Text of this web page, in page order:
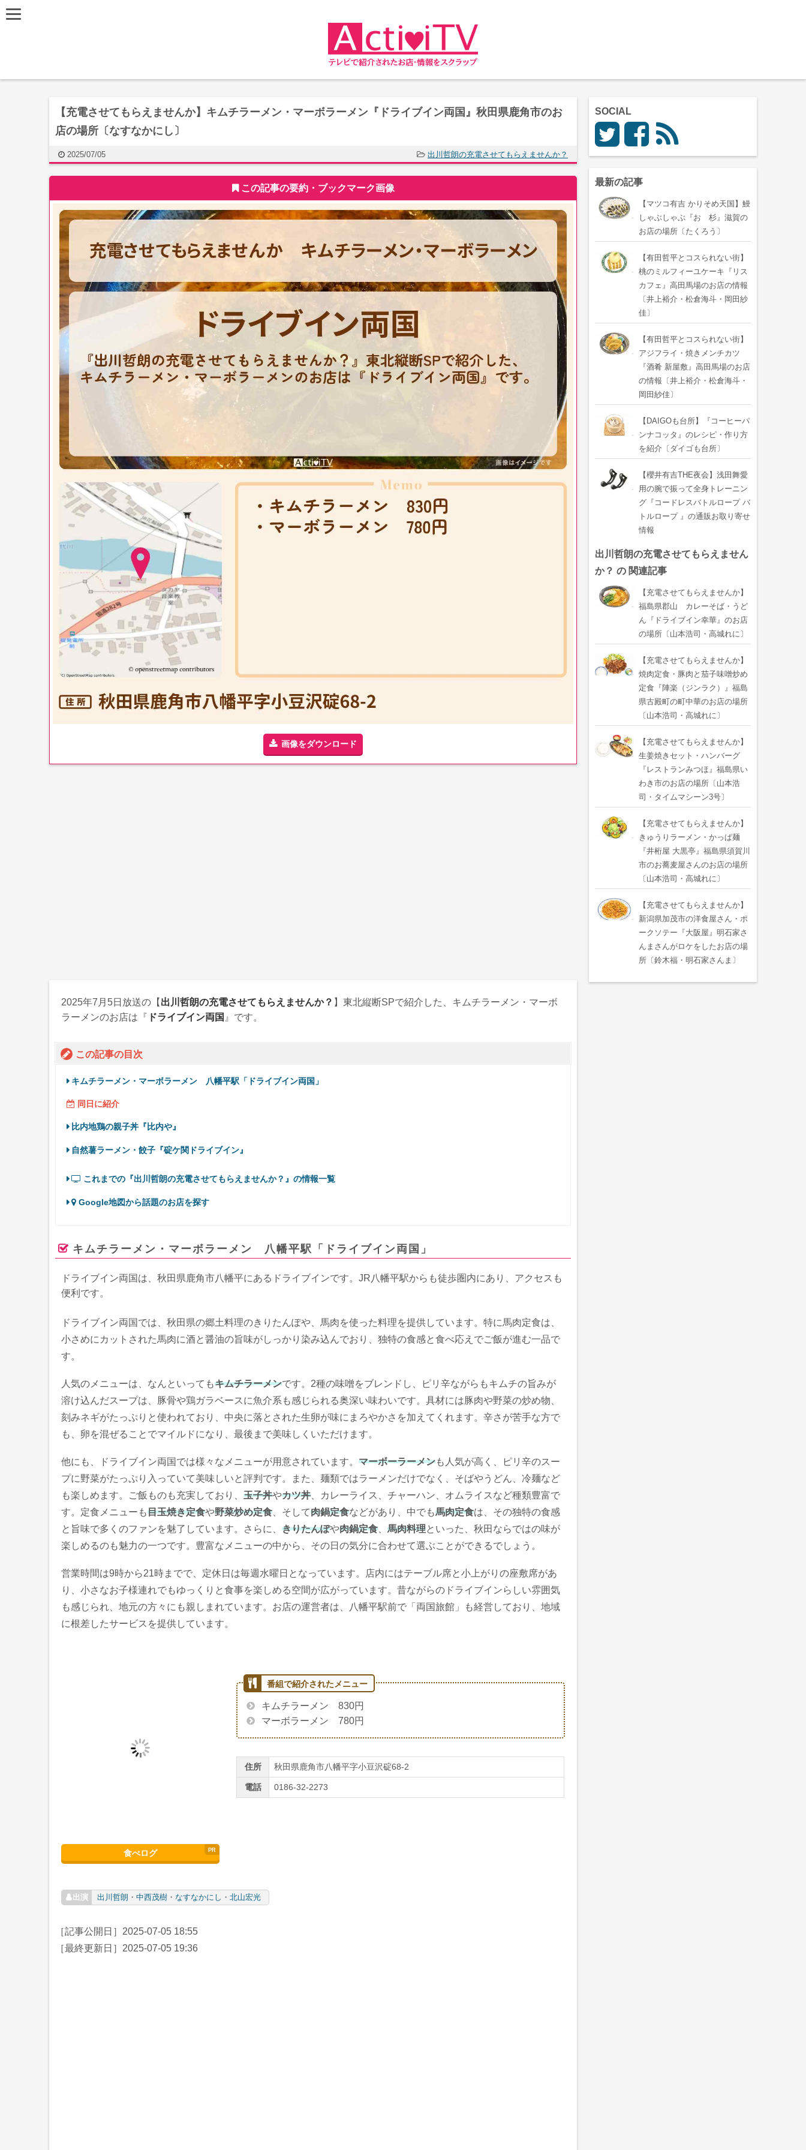
【充電させてもらえませんか】キムチラーメン・マーボラーメン『ドライブイン両国』秋田県鹿角市のお
店の場所〔なすなかにし〕
2025/07/05 出川哲朗の充電させてもらえませんか？
この記事の要約・ブックマーク画像
画像をダウンロード
2025年7月5日 放送の【 出川哲朗の充電させてもらえませんか？ 】東北縦断SPで紹介した、キムチラーメン・マーボ
ラーメンのお店は『 ドライブイン両国 』です。
この記事の目次
キムチラーメン・マーボラーメン 八幡平駅「ドライブイン両国」
同日に紹介
比内地鶏の親子丼『比内や』
自然薯ラーメン・餃子『碇ケ関ドライブイン』
これまでの『出川哲朗の充電させてもらえませんか？』の情報一覧
Google地図から話題のお店を探す
キムチラーメン・マーボラーメン 八幡平駅「ドライブイン両国」
ドライブイン両国は、秋田県鹿角市八幡平にあるドライブインです。JR八幡平駅からも徒歩圏内にあり、アクセスも
便利です。
ドライブイン両国では、秋田県の郷土料理のきりたんぽや、馬肉を使った料理を提供しています。特に馬肉定食は、
小さめにカットされた馬肉に酒と醤油の旨味がしっかり染み込んでおり、独特の食感と食べ応えでご飯が進む一品で
す。
人気のメニューは、なんといってもキムチラーメンです。2種の味噌をブレンドし、ピリ辛ながらもキムチの旨みが
溶け込んだスープは、豚骨や鶏ガラベースに魚介系も感じられる奥深い味わいです。具材には豚肉や野菜の炒め物、
刻みネギがたっぷりと使われており、中央に落とされた生卵が味にまろやかさを加えてくれます。辛さが苦手な方で
も、卵を混ぜることでマイルドになり、最後まで美味しくいただけます。
他にも、ドライブイン両国では様々なメニューが用意されています。 マーボーラーメンも人気が高く、ピリ辛のスー
プに野菜がたっぷり入っていて美味しいと評判です。また、麺類ではラーメンだけでなく、そばやうどん、冷麺など
も楽しめます。ご飯ものも充実しており、 玉子丼やカツ丼 、カレーライス、チャーハン、オムライスなど種類豊富で
す。定食メニューも目玉焼き定食や野菜炒め定食 、そして肉鍋定食などがあり、中でも馬肉定食は、その独特の食感
と旨味で多くのファンを魅了しています。さらに、 きりたんぽや肉鍋定食 馬肉料理といった、秋田ならではの味が
楽しめるのも魅力の一つです。豊富なメニューの中から、その日の気分に合わせて選ぶことができるでしょう。
営業時間は9時から21時までで、定休日は毎週水曜日となっています。店内にはテーブル席と小上がりの座敷席があ
り、小さなお子様連れでもゆっくりと食事を楽しめる空間が広がっています。昔ながらのドライブインらしい雰囲気
も感じられ、地元の方々にも親しまれています。お店の運営者は、八幡平駅前で「両国旅館」も経営しており、地域
に根差したサービスを提供しています。
食べログ
キムチラーメン 830円
マーボラーメン 780円
住所 秋田県鹿角市八幡平字小豆沢碇68-2
電話 0186-32-2273
出川哲朗 ・中西茂樹 ・ なすなかにし ・北山宏光
［記事公開日］ 2025-07-05 18:55
［最終更新日］ 2025-07-05 19:36
SOCIAL
最新の記事
【マツコ有吉 かりそめ天国】鰻
しゃぶしゃぶ『おゝ杉』滋賀の
お店の場所〔たくろう〕
【有田哲平とコスられない街】
桃のミルフィーユケーキ『リス
カフェ』高田馬場のお店の情報
〔井上裕介・松倉海斗・岡田紗
佳〕
【有田哲平とコスられない街】
アジフライ・焼きメンチカツ
『酒肴 新屋敷』高田馬場のお店
の情報〔井上裕介・松倉海斗・
岡田紗佳〕
【DAIGOも台所】『コーヒーパ
ンナコッタ』のレシピ・作り方
を紹介〔ダイゴも台所〕
【櫻井有吉THE夜会】浅田舞愛
用の腕で振って全身トレーニン
グ『コードレスバトルロープ バ
トルロープ 』の通販お取り寄せ
情報
出川哲朗の充電させてもらえません
か？ の 関連記事
【充電させてもらえませんか】
福島県郡山 カレーそば・うど
ん『ドライブイン幸華』のお店
の場所〔山本浩司・高城れに〕
【充電させてもらえませんか】
焼肉定食・豚肉と茄子味噌炒め
定食『陣楽（ジンラク）』福島
県古殿町の町中華のお店の場所
〔山本浩司・高城れに〕
【充電させてもらえませんか】
生姜焼きセット・ハンバーグ
『レストランみつほ』福島県い
わき市のお店の場所〔山本浩
司・タイムマシーン3号〕
【充電させてもらえませんか】
きゅうりラーメン・かっぱ麺
『井桁屋 大黒亭』福島県須賀川
市のお蕎麦屋さんのお店の場所
〔山本浩司・高城れに〕
【充電させてもらえませんか】
新潟県加茂市の洋食屋さん・ポ
ークソテー『大阪屋』明石家さ
んまさんがロケをしたお店の場
所〔鈴木福・明石家さんま〕